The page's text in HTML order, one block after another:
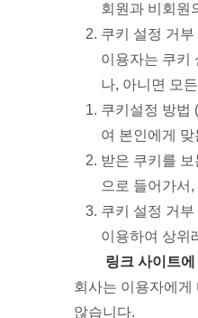
회원과 비회원
쿠키 설정 거부
이용자는 쿠키
나, 아니면 모
쿠키설정 방법
여 본인에게
받은 쿠키를
으로 들어가서
쿠키 설정 거
이용하여 상위
링크 사이트
회사는 이용자에게
않습니다.